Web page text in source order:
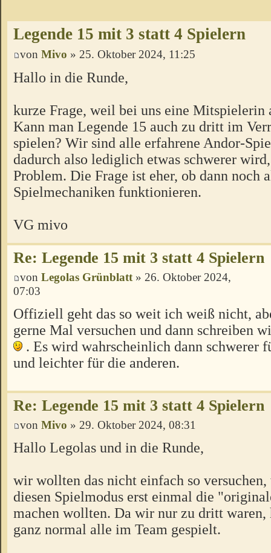
Legende 15 mit 3 statt 4 Spielern
von Mivo » 25. Oktober 2024, 11:25
Hallo in die Runde,
kurze Frage, weil bei uns eine Mitspielerin
Kann man Legende 15 auch zu dritt im
spielen? Wir sind alle erfahrene Andor-
dadurch also lediglich etwas schwerer
Problem. Die Frage ist eher, ob dann noch
Spielmechaniken funktionieren.
VG mivo
Re: Legende 15 mit 3 statt 4 Spielern
von Legolas Grünblatt » 26. Oktober 2024,
07:03
Offiziell geht das so weit ich weiß nicht,
gerne Mal versuchen und dann schreiben
. Es wird wahrscheinlich dann schwerer
und leichter für die anderen.
Re: Legende 15 mit 3 statt 4 Spielern
von Mivo » 29. Oktober 2024, 08:31
Hallo Legolas und in die Runde,
wir wollten das nicht einfach so
diesen Spielmodus erst einmal die
machen wollten. Da wir nur zu dritt waren,
ganz normal alle im Team gespielt.